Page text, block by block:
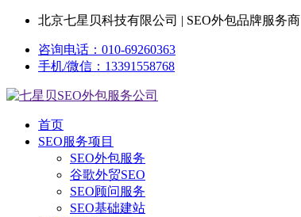
北京七星贝科技有限公司 | SEO外包品牌服务商
咨询电话：010-69260363
手机/微信：13391558768
首页
SEO服务项目
SEO外包服务
谷歌外贸SEO
SEO顾问服务
SEO基础建站